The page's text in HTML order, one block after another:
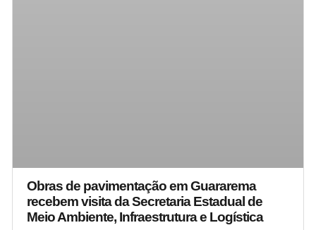
Obras de pavimentação em Guararema
recebem visita da Secretaria Estadual de
Meio Ambiente, Infraestrutura e Logística